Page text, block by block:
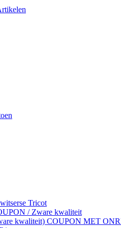
Tricot
/ Zware kwaliteit
kwaliteit) COUPON MET